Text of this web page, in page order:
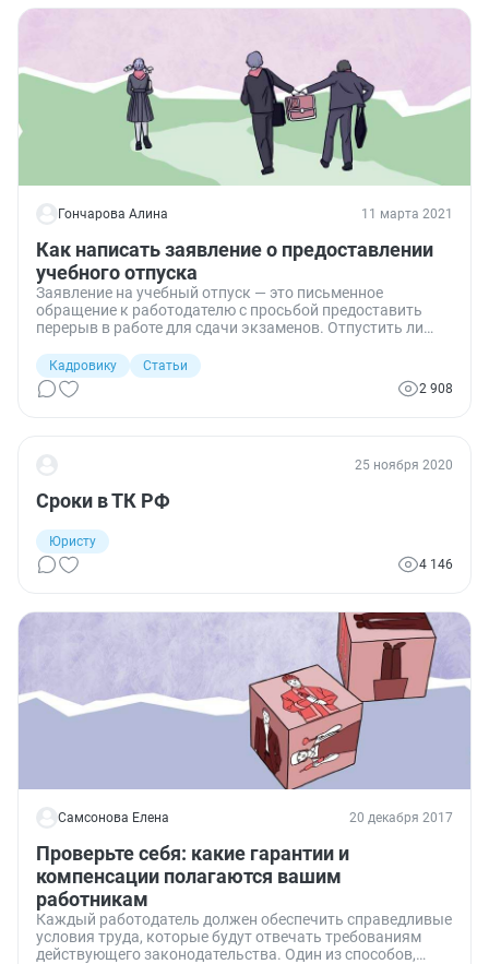
Гончарова Алина 11 марта 2021
Как написать заявление о предоставлении
учебного отпуска
Заявление на учебный отпуск — это письменное
обращение к работодателю с просьбой предоставить
перерыв в работе для сдачи экзаменов. Отпустить ли
компании решают в зависимости от конкретной
ситуации.
Кадровику
Статьи
2 908
25 ноября 2020
Сроки в ТК РФ
Юристу
4 146
Самсонова Елена 20 декабря 2017
Проверьте себя: какие гарантии и
компенсации полагаются вашим
работникам
Каждый работодатель должен обеспечить справедливые
условия труда, которые будут отвечать требованиям
действующего законодательства. Один из способов,